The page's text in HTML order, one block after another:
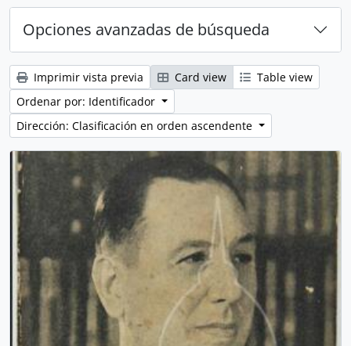
Opciones avanzadas de búsqueda
Imprimir vista previa Card view
Table view
Ordenar por: Identificador
Dirección: Clasificación en orden ascendente